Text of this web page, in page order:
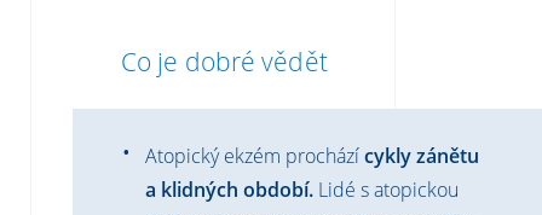
Co je dobré vědět
Atopický ekzém procházícykly zánětu
a klidných období. Lidé s atopickou